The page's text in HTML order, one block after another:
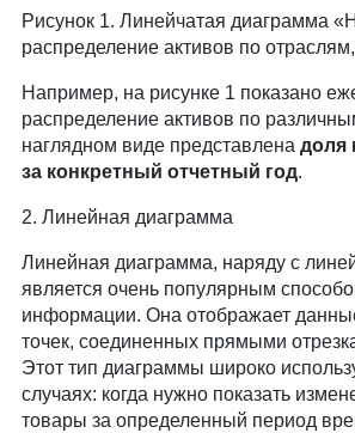
Рисунок 1. Линейчатая диаграмма
распределение активов по
Например, на рисунке 1 показано
распределение активов по
наглядном виде представлена доля
за конкретный отчетный год.
2. Линейная диаграмма
Линейная диаграмма, наряду с
является очень популярным
информации. Она отображает
точек, соединенных прямыми
Этот тип диаграммы широко
случаях: когда нужно показать
товары за определенный период